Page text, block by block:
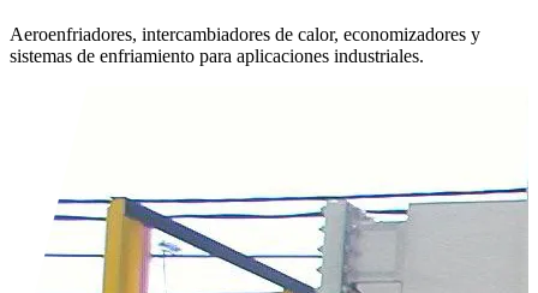
Aeroenfriadores, intercambiadores de calor, economizadores y
sistemas de enfriamiento para aplicaciones industriales.